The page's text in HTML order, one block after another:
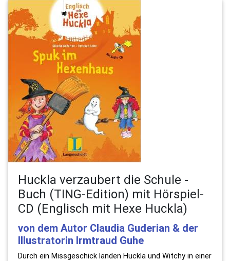
Huckla verzaubert die Schule -
Buch (TING-Edition) mit Hörspiel-
CD (Englisch mit Hexe Huckla)
von dem Autor Claudia Guderian & der
Illustratorin Irmtraud Guhe
Durch ein Missgeschick landen Huckla und Witchy in einer